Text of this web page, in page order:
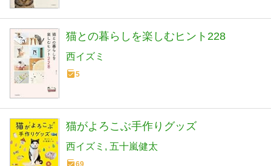
猫との暮らしを楽しむヒント228
西イズミ
5
猫がよろこぶ手作りグッズ
西イズミ 五十嵐健太